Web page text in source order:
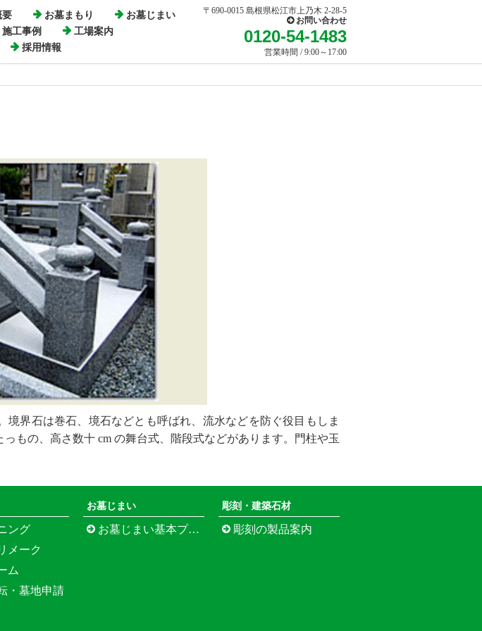
要 お墓まもり
お墓じまい
施工事例
工場案内
採用情報
〒690-0015 島根県松江市上乃木 2-28-5
お問い合わせ
0120-54-1483
営業時間 / 9:00～17:00
界石は巻石、境石などとも呼ばれ、流水などを防ぐ役目もしま
もの、高さ数十 cm の舞台式、階段式などがあります。門柱や玉
ング
メーク
ム
・墓地申請
お墓じまい
お墓じまい基本プラン（松江市寺町）
彫刻・建築石材
彫刻の製品案内